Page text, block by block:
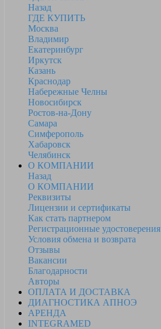
Назад
ГДЕ КУПИТЬ
Москва
Владимир
Екатеринбург
Иркутск
Казань
Краснодар
Набережные Челны
Новосибирск
Ростов-на-Дону
Самара
Симферополь
Хабаровск
Челябинск
О КОМПАНИИ
Назад
О КОМПАНИИ
Реквизиты
Лицензии и сертификаты
Как стать партнером
Регистрационные удостоверения
Условия обмена и возврата
Отзывы
Вакансии
Благодарности
Авторы
ОПЛАТА И ДОСТАВКА
ДИАГНОСТИКА АПНОЭ
АРЕНДА
INTEGRAMED